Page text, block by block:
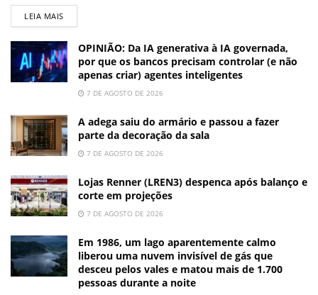
LEIA MAIS
OPINIÃO: Da IA generativa à IA governada,
por que os bancos precisam controlar (e não
apenas criar) agentes inteligentes
7 DE AGOSTO DE 2026
A adega saiu do armário e passou a fazer
parte da decoração da sala
7 DE AGOSTO DE 2026
Lojas Renner (LREN3) despenca após balanço e
corte em projeções
7 DE AGOSTO DE 2026
Em 1986, um lago aparentemente calmo
liberou uma nuvem invisível de gás que
desceu pelos vales e matou mais de 1.700
pessoas durante a noite